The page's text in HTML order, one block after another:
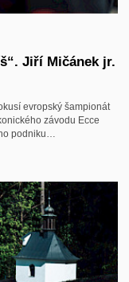
Jiří Mičánek jr.
evropský šampionát
závodu Ecce
podniku…